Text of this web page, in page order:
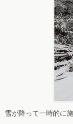
雪が降って一時的に